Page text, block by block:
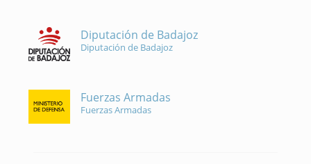
Diputación de Badajoz
Diputación de Badajoz
Fuerzas Armadas
Fuerzas Armadas